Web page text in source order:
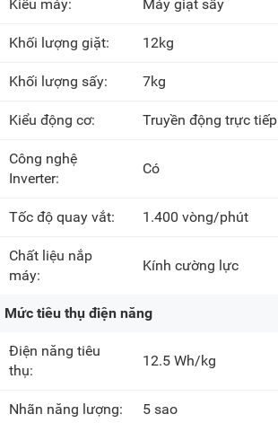
Kiểu máy: Máy giặt sấy
Khối lượng giặt: 12kg
Khối lượng sấy: 7kg
Kiểu động cơ: Truyền động trực tiếp
Công nghệ
Inverter:
Có
Tốc độ quay vắt: 1.400 vòng/phút
Chất liệu nắp
máy:
Kính cường lực
Mức tiêu thụ điện năng
Điện năng tiêu
thụ:
12.5 Wh/kg
Nhãn năng lượng: 5 sao